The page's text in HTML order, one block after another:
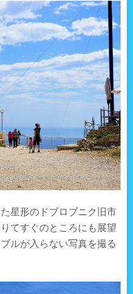
星形のドブロブニク旧市
てすぐのところにも展望
ルが入らない写真を撮る